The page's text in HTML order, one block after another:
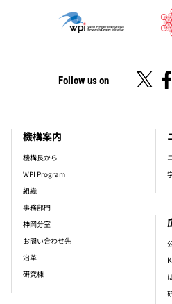
Follow us on
機構案内
機構長から
WPI Program
組織
事務部門
神岡分室
お問い合わせ先
沿革
研究棟